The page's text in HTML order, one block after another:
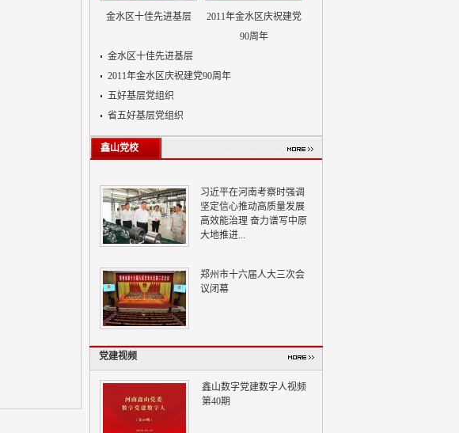
金水区十佳先进基层
2011年金水区庆祝建党
90周年
金水区十佳先进基层
2011年金水区庆祝建党90周年
五好基层党组织
省五好基层党组织
鑫山党校
习近平在河南考察时强调
坚定信心推动高质量发展
高效能治理 奋力谱写中原
大地推进...
郑州市十六届人大三次会
议闭幕
党建视频
鑫山数字党建数字人视频
第40期